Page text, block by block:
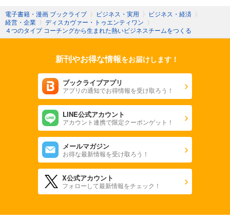
電子書籍・漫画 ブックライブ 〉 ビジネス・実用 〉 ビジネス・経済 〉
経営・企業 〉 ディスカヴァー・トゥエンティワン 〉
４つのタイプ コーチングから生まれた熱いビジネスチームをつくる
新刊やお得な情報をお届けします！
ブックライブアプリ
アプリの通知でお得情報を受け取ろう！
LINE公式アカウント
アカウント連携で限定クーポンゲット！
メールマガジン
お得な最新情報を受け取ろう！
X公式アカウント
フォローして最新情報をチェック！